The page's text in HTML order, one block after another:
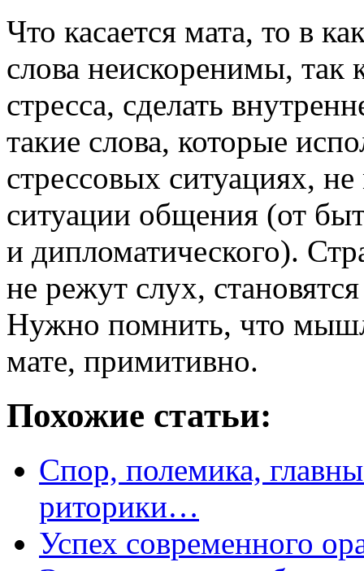
Что касается мата, то в
слова неискоренимы, так
стресса, сделать
такие слова, которые
стрессовых ситуациях,
ситуации общения (от
и дипломатического).
не режут слух,
Нужно помнить, что
мате, примитивно.
Похожие статьи:
Спор, полемика,
риторики…
Успех современного